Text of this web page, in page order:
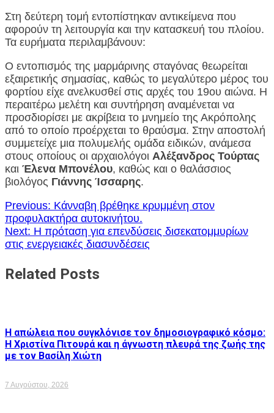
Στη δεύτερη τομή εντοπίστηκαν αντικείμενα που
αφορούν τη λειτουργία και την κατασκευή του πλοίου.
Τα ευρήματα περιλαμβάνουν:
Ο εντοπισμός της μαρμάρινης σταγόνας θεωρείται
εξαιρετικής σημασίας, καθώς το μεγαλύτερο μέρος του
φορτίου είχε ανελκυσθεί στις αρχές του 19ου αιώνα. Η
περαιτέρω μελέτη και συντήρηση αναμένεται να
προσδιορίσει με ακρίβεια το μνημείο της Ακρόπολης
από το οποίο προέρχεται το θραύσμα. Στην αποστολή
συμμετείχε μια πολυμελής ομάδα ειδικών, ανάμεσα
στους οποίους οι αρχαιολόγοι Αλέξανδρος Τούρτας
και Έλενα Μπονέλου, καθώς και ο θαλάσσιος
βιολόγος Γιάννης Ίσσαρης.
Πλοήγηση
άρθρων
Previous: Κάνναβη βρέθηκε κρυμμένη στον
προφυλακτήρα αυτοκινήτου.
Next: Η πρόταση για επενδύσεις δισεκατομμυρίων
στις ενεργειακές διασυνδέσεις
Related Posts
Η απώλεια που συγκλόνισε τον δημοσιογραφικό κόσμο:
Η Χριστίνα Πιτουρά και η άγνωστη πλευρά της ζωής της
με τον Βασίλη Χιώτη
7 Αυγούστου, 2026